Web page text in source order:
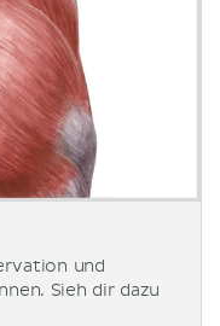
und
Sieh dir dazu